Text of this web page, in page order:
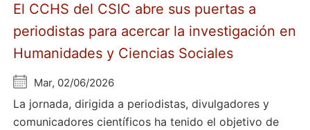
El CCHS del CSIC abre sus puertas a
periodistas para acercar la investigación en
Humanidades y Ciencias Sociales
Mar, 02/06/2026
La jornada, dirigida a periodistas, divulgadores y
comunicadores científicos ha tenido el objetivo de